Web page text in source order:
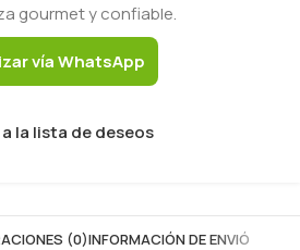
gourmet y confiable.
vía WhatsApp
la lista de deseos
(0)INFORMACIÓN DE ENVIÓ